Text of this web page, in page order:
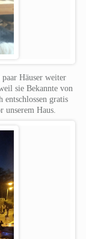
Häuser weiter
sie Bekannte von
entschlossen gratis
Haus.